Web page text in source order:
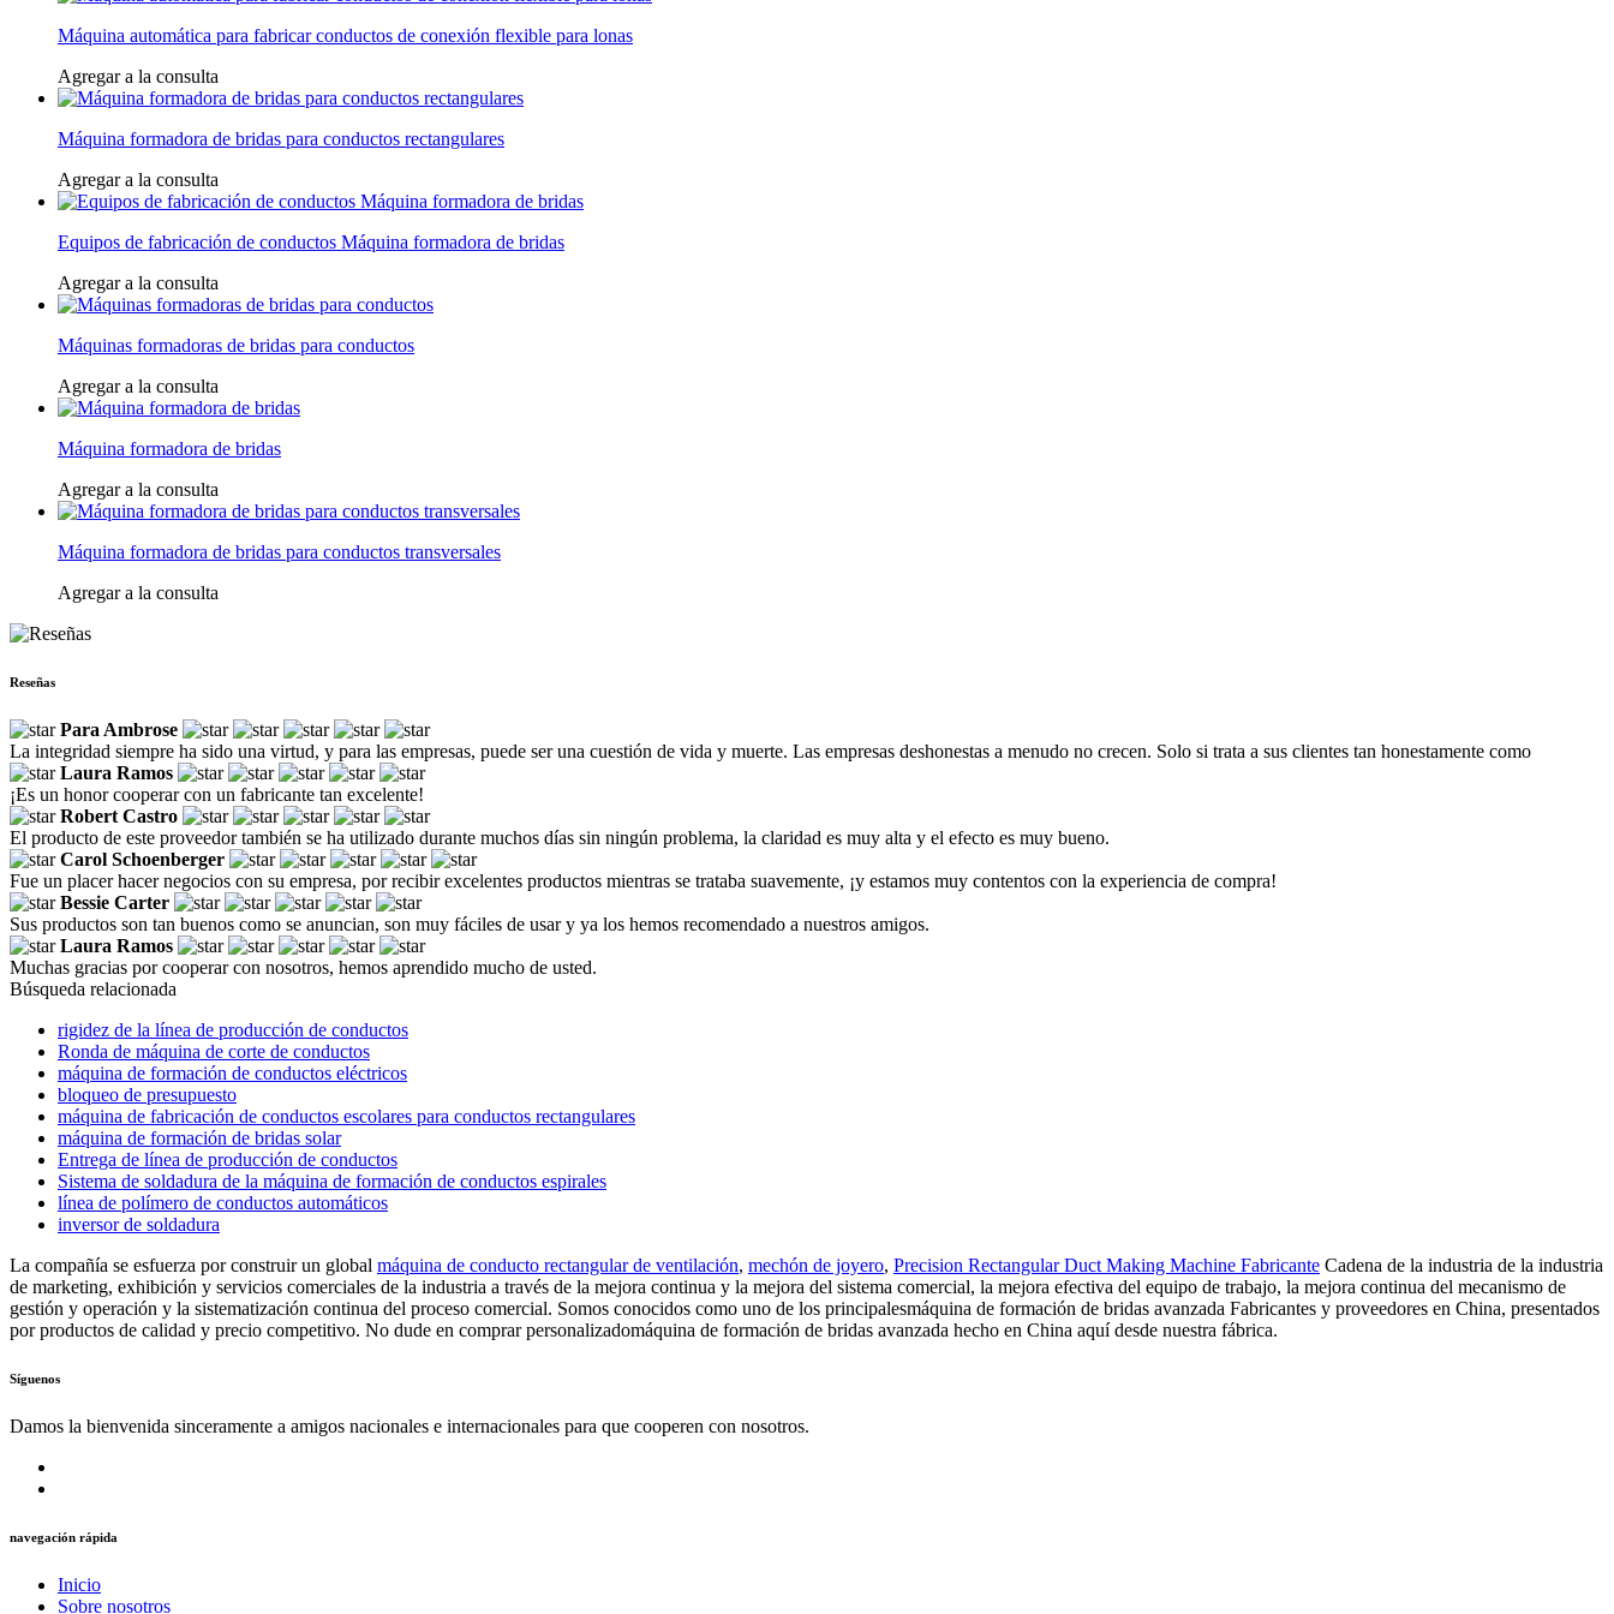
Máquina automática para fabricar conductos de conexión flexible para lonas
Agregar a la consulta
Máquina formadora de bridas para conductos rectangulares
Agregar a la consulta
Equipos de fabricación de conductos Máquina formadora de bridas
Agregar a la consulta
Máquinas formadoras de bridas para conductos
Agregar a la consulta
Máquina formadora de bridas
Agregar a la consulta
Máquina formadora de bridas para conductos transversales
Agregar a la consulta
Reseñas
Para Ambrose
La integridad siempre ha sido una virtud, y para las empresas, puede ser una cuestión de vida y muerte. Las empresas deshonestas a menudo no crecen. Solo si trata a sus clientes tan honestamente como
Laura Ramos
¡Es un honor cooperar con un fabricante tan excelente!
Robert Castro
El producto de este proveedor también se ha utilizado durante muchos días sin ningún problema, la claridad es muy alta y el efecto es muy bueno.
Carol Schoenberger
Fue un placer hacer negocios con su empresa, por recibir excelentes productos mientras se trataba suavemente, ¡y estamos muy contentos con la experiencia de compra!
Bessie Carter
Sus productos son tan buenos como se anuncian, son muy fáciles de usar y ya los hemos recomendado a nuestros amigos.
Laura Ramos
Muchas gracias por cooperar con nosotros, hemos aprendido mucho de usted.
Búsqueda relacionada
rigidez de la línea de producción de conductos
Ronda de máquina de corte de conductos
máquina de formación de conductos eléctricos
bloqueo de presupuesto
máquina de fabricación de conductos escolares para conductos rectangulares
máquina de formación de bridas solar
Entrega de línea de producción de conductos
Sistema de soldadura de la máquina de formación de conductos espirales
línea de polímero de conductos automáticos
inversor de soldadura
La compañía se esfuerza por construir un global máquina de conducto rectangular de ventilación, mechón de joyero, Precision Rectangular Duct Making Machine Fabricante Cadena de la industria de la industria
de marketing, exhibición y servicios comerciales de la industria a través de la mejora continua y la mejora del sistema comercial, la mejora efectiva del equipo de trabajo, la mejora continua del mecanismo de
gestión y operación y la sistematización continua del proceso comercial. Somos conocidos como uno de los principalesmáquina de formación de bridas avanzada Fabricantes y proveedores en China, presentados
por productos de calidad y precio competitivo. No dude en comprar personalizadomáquina de formación de bridas avanzada hecho en China aquí desde nuestra fábrica.
Síguenos
Damos la bienvenida sinceramente a amigos nacionales e internacionales para que cooperen con nosotros.
navegación rápida
Inicio
Sobre nosotros